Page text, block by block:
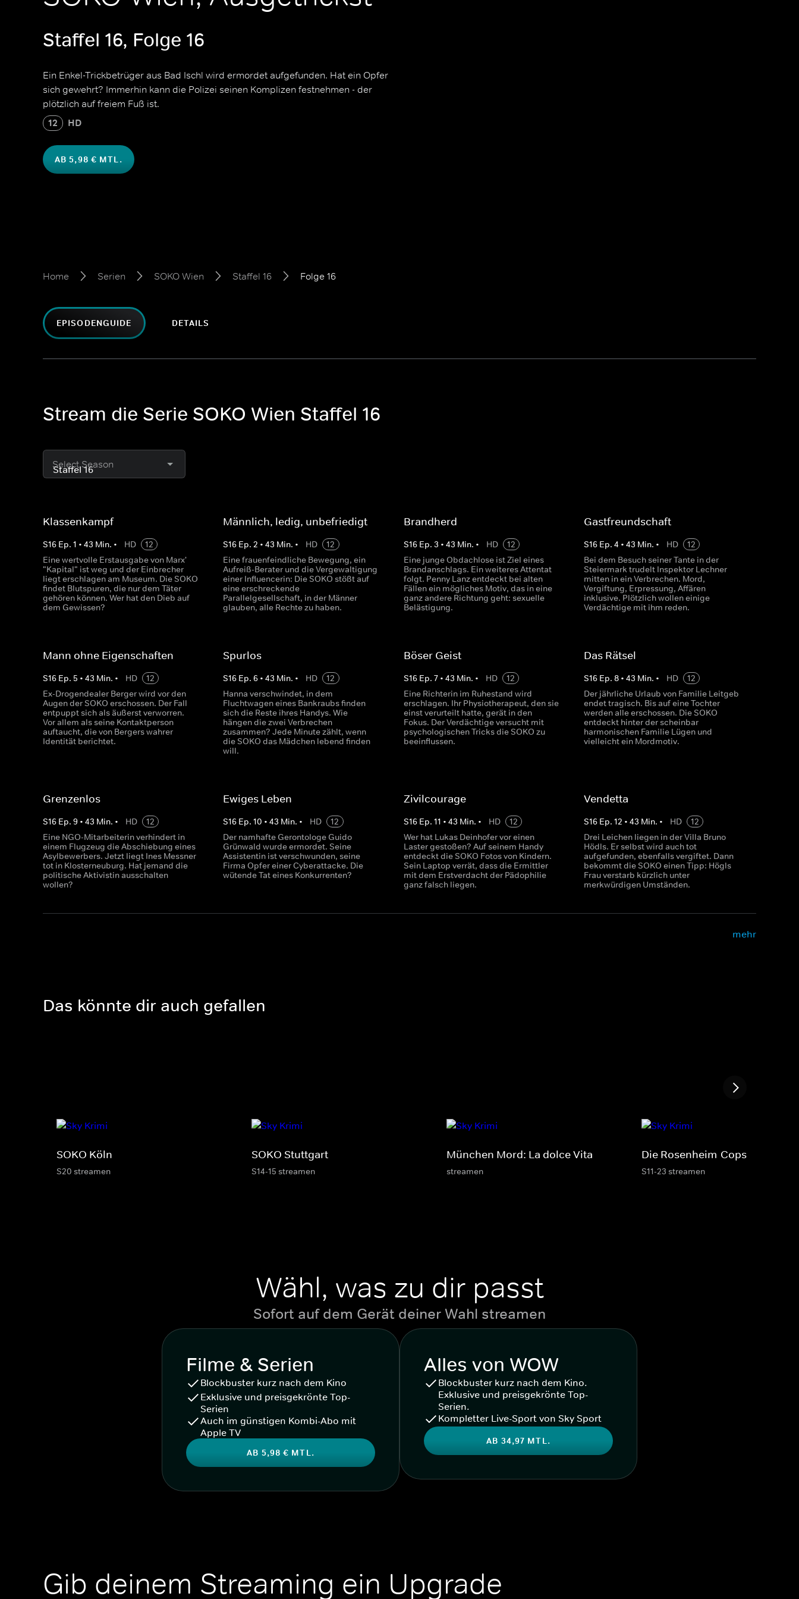
Staffel 16, Folge 16
Ein Enkel-Trickbetrüger aus Bad Ischl wird ermordet aufgefunden. Hat ein Opfer
sich gewehrt? Immerhin kann die Polizei seinen Komplizen festnehmen - der
plötzlich auf freiem Fuß ist.
12 HD
AB 5,98 € MTL.
Home Serien SOKO Wien Staffel 16 Folge 16
EPISODENGUIDE DETAILS
Stream die Serie SOKO Wien Staffel 16
Select Season
Klassenkampf
S16 Ep. 1 • 43 Min. • HD
12
Eine wertvolle Erstausgabe von Marx'
"Kapital" ist weg und der Einbrecher
liegt erschlagen am Museum. Die SOKO
findet Blutspuren, die nur dem Täter
gehören können. Wer hat den Dieb auf
dem Gewissen?
Männlich, ledig, unbefriedigt
S16 Ep.2 •43 Min. • HD
12
Eine frauenfeindliche Bewegung, ein
Aufreiß-Berater und die Vergewaltigung
einer Influencerin: Die SOKO stößt auf
eine erschreckende
Parallelgesellschaft, in der Männer
glauben, alle Rechte zu haben.
Brandherd
S16 Ep. 3 • 43 Min. • HD
12
Eine junge Obdachlose ist Ziel eines
Brandanschlags. Ein weiteres Attentat
folgt. Penny Lanz entdeckt bei alten
Fällen ein mögliches Motiv, das in eine
ganz andere Richtung geht: sexuelle
Belästigung.
Gastfreundschaft
S16 Ep. 4 • 43 Min. • HD
12
Bei dem Besuch seiner Tante in der
Steiermark trudelt Inspektor Lechner
mitten in ein Verbrechen. Mord,
Vergiftung, Erpressung, Affären
inklusive. Plötzlich wollen einige
Verdächtige mit ihm reden.
Mann ohne Eigenschaften
S16 Ep. 5 • 43 Min. • HD
12
Ex-Drogendealer Berger wird vor den
Augen der SOKO erschossen. Der Fall
entpuppt sich als äußerst verworren.
Vor allem als seine Kontaktperson
auftaucht, die von Bergers wahrer
Identität berichtet.
Spurlos
S16 Ep.6 •43 Min. • HD
12
Hanna verschwindet, in dem
Fluchtwagen eines Bankraubs finden
sich die Reste ihres Handys. Wie
hängen die zwei Verbrechen
zusammen? Jede Minute zählt, wenn
die SOKO das Mädchen lebend finden
will.
Böser Geist
S16 Ep. 7• 43 Min. • HD
12
Eine Richterin im Ruhestand wird
erschlagen. Ihr Physiotherapeut, den sie
einst verurteilt hatte, gerät in den
Fokus. Der Verdächtige versucht mit
psychologischen Tricks die SOKO zu
beeinflussen.
Das Rätsel
S16 Ep. 8• 43 Min. • HD
12
Der jährliche Urlaub von Familie Leitgeb
endet tragisch. Bis auf eine Tochter
werden alle erschossen. Die SOKO
entdeckt hinter der scheinbar
harmonischen Familie Lügen und
vielleicht ein Mordmotiv.
Grenzenlos
S16 Ep. 9 • 43 Min. • HD
12
Eine NGO-Mitarbeiterin verhindert in
einem Flugzeug die Abschiebung eines
Asylbewerbers. Jetzt liegt Ines Messner
tot in Klosterneuburg. Hat jemand die
politische Aktivistin ausschalten
wollen?
Ewiges Leben
S16 Ep.10 •43 Min. • HD
12
Der namhafte Gerontologe Guido
Grünwald wurde ermordet. Seine
Assistentin ist verschwunden, seine
Firma Opfer einer Cyberattacke. Die
wütende Tat eines Konkurrenten?
Zivilcourage
S16 Ep. 11 • 43 Min. • HD
12
Wer hat Lukas Deinhofer vor einen
Laster gestoßen? Auf seinem Handy
entdeckt die SOKO Fotos von Kindern.
Sein Laptop verrät, dass die Ermittler
mit dem Erstverdacht der Pädophilie
ganz falsch liegen.
Vendetta
S16 Ep. 12 • 43 Min. • HD
12
Drei Leichen liegen in der Villa Bruno
Hödls. Er selbst wird auch tot
aufgefunden, ebenfalls vergiftet. Dann
bekommt die SOKO einen Tipp: Högls
Frau verstarb kürzlich unter
merkwürdigen Umständen.
mehr
Das könnte dir auch gefallen
SOKO Köln
S20 streamen
SOKO Stuttgart
S14-15 streamen
München Mord: La dolce Vita
streamen
Die Rosenheim-Cops
S11-23 streamen
Wähl, was zu dir passt
Sofort auf dem Gerät deiner Wahl streamen
Filme & Serien
Blockbuster kurz nach dem Kino
Exklusive und preisgekrönte Top-
Serien
Auch im günstigen Kombi-Abo mit
Apple TV
AB 5,98 € MTL.
Alles von WOW
Blockbuster kurz nach dem Kino.
Exklusive und preisgekrönte Top-
Serien.
Kompletter Live-Sport von Sky Sport
AB 34,97 MTL.
Gib deinem Streaming ein Upgrade